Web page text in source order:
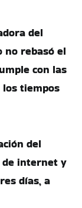
del
rebasó el
con las
tiempos
del
internet y
días, a